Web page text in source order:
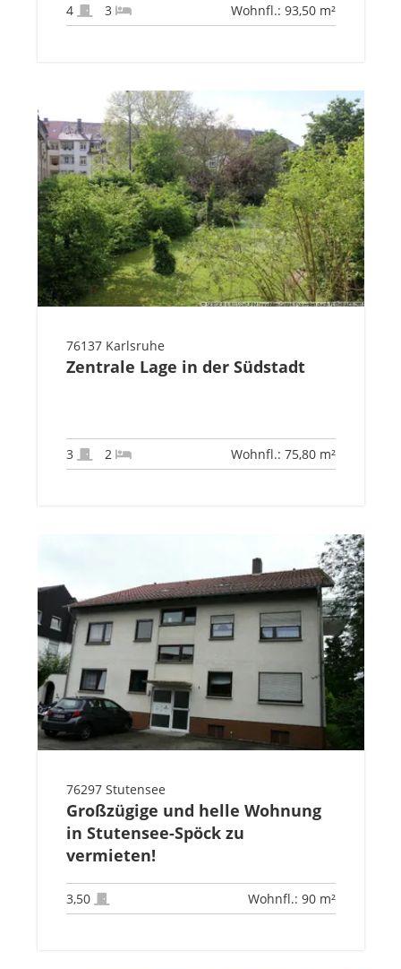
4 3 Wohnfl.: 93,50 m²
76137 Karlsruhe
Zentrale Lage in der Südstadt
3 2 Wohnfl.: 75,80 m²
76297 Stutensee
Großzügige und helle Wohnung
in Stutensee-Spöck zu
vermieten!
3,50 Wohnfl.: 90 m²